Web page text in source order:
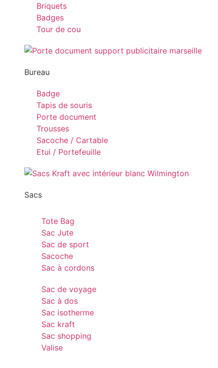
Briquets
Badges
Tour de cou
Bureau
Badge
Tapis de souris
Porte document
Trousses
Sacoche / Cartable
Etui / Portefeuille
Sacs
Tote Bag
Sac Jute
Sac de sport
Sacoche
Sac à cordons
Sac de voyage
Sac à dos
Sac isotherme
Sac kraft
Sac shopping
Valise